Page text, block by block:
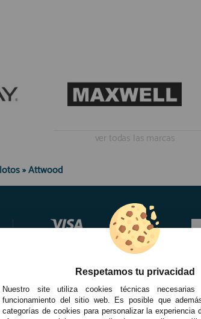
ver todas las marcas
»Attwood
Respetamos tu privacidad
Nuestro site utiliza cookies técnicas
funcionamiento del sitio web. Es posible que
categorías de cookies para personalizar la experiencia